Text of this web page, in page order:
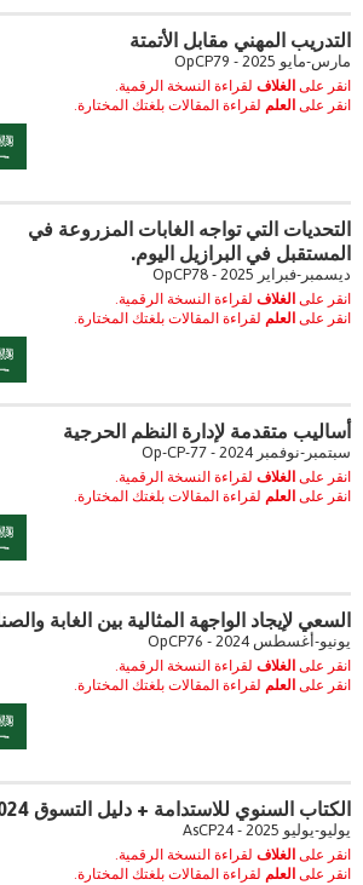
التدريب المهني مقابل الأتمتة
مارس-مايو 2025 - OpCP79
انقر على الغلاف لقراءة النسخة الرقمية.
انقر على العلم لقراءة المقالات بلغتك المختارة.
التحديات التي تواجه الغابات المزروعة في
المستقبل في البرازيل اليوم.
ديسمبر-فبراير 2025 - OpCP78
انقر على الغلاف لقراءة النسخة الرقمية.
انقر على العلم لقراءة المقالات بلغتك المختارة.
أساليب متقدمة لإدارة النظم الحرجية
سبتمبر-نوفمبر 2024 - Op-CP-77
انقر على الغلاف لقراءة النسخة الرقمية.
انقر على العلم لقراءة المقالات بلغتك المختارة.
السعي لإيجاد الواجهة المثالية بين الغابة
يونيو-أغسطس 2024 - OpCP76
انقر على الغلاف لقراءة النسخة الرقمية.
انقر على العلم لقراءة المقالات بلغتك المختارة.
الكتاب السنوي للاستدامة + دليل التسوق 2024
يوليو-يوليو 2025 - AsCP24
انقر على الغلاف لقراءة النسخة الرقمية.
انقر على العلم لقراءة المقالات بلغتك المختارة.